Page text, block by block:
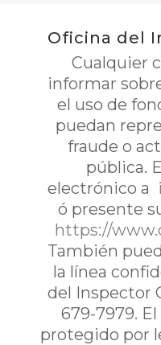
Oficina del
Cualquier
informar
el uso de
puedan
fraude o
pública.
electrónico a
ó presente
https://
También
la línea
del Inspector
679-7979.
protegido por